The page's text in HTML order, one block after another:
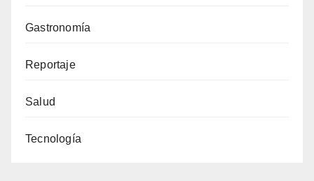
Gastronomía
Reportaje
Salud
Tecnología